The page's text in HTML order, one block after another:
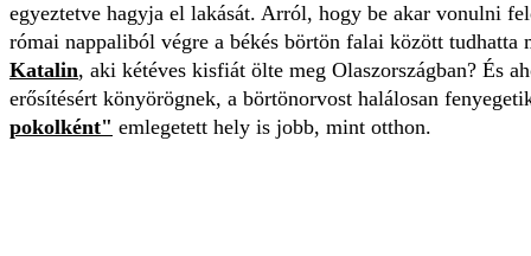
egyeztetve hagyja el lakását. Arról, hogy be akar vonulni
római nappaliból végre a békés börtön falai között
Katalin, aki kétéves kisfiát ölte meg Olaszországban? És
erősítésért könyörögnek, a börtönorvost halálosan
pokolként" emlegetett hely is jobb, mint otthon.